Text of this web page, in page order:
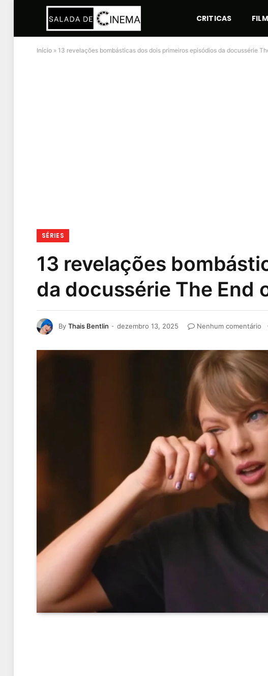
CRITICAS
Início » 13 revelações bombásticas dos dois primeiros episódios da docussérie
SÉRIES
13 revelações
da docussérie The End
By Thais Bentlin dezembro 13, 2025 Nenhum comentário